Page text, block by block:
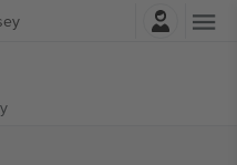
Logi sisse